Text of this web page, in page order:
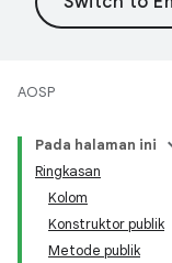
AOSP
Pada halaman ini
Ringkasan
Kolom
Konstruktor publik
Metode publik